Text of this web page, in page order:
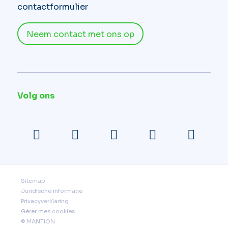
contactformulier
Neem contact met ons op
Volg ons
Sitemap
Juridische informatie
Privacyverklaring
Gérer mes cookies
© MANTION